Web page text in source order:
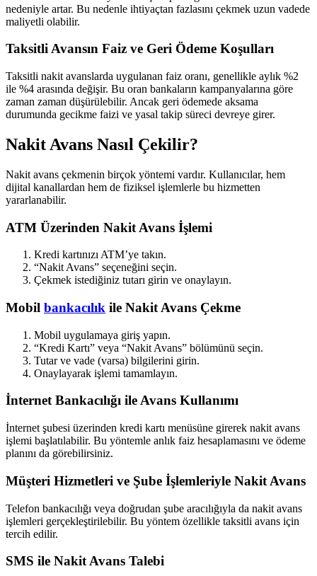
nedeniyle artar. Bu nedenle ihtiyaçtan fazlasını çekmek uzun vadede
maliyetli olabilir.
Taksitli Avansın Faiz ve Geri Ödeme Koşulları
Taksitli nakit avanslarda uygulanan faiz oranı, genellikle aylık %2
ile %4 arasında değişir. Bu oran bankaların kampanyalarına göre
zaman zaman düşürülebilir. Ancak geri ödemede aksama
durumunda gecikme faizi ve yasal takip süreci devreye girer.
Nakit Avans Nasıl Çekilir?
Nakit avans çekmenin birçok yöntemi vardır. Kullanıcılar, hem
dijital kanallardan hem de fiziksel işlemlerle bu hizmetten
yararlanabilir.
ATM Üzerinden Nakit Avans İşlemi
Kredi kartınızı ATM’ye takın.
“Nakit Avans” seçeneğini seçin.
Çekmek istediğiniz tutarı girin ve onaylayın.
Mobil bankacılık ile Nakit Avans Çekme
Mobil uygulamaya giriş yapın.
“Kredi Kartı” veya “Nakit Avans” bölümünü seçin.
Tutar ve vade (varsa) bilgilerini girin.
Onaylayarak işlemi tamamlayın.
İnternet Bankacılığı ile Avans Kullanımı
İnternet şubesi üzerinden kredi kartı menüsüne girerek nakit avans
işlemi başlatılabilir. Bu yöntemle anlık faiz hesaplamasını ve ödeme
planını da görebilirsiniz.
Müşteri Hizmetleri ve Şube İşlemleriyle Nakit Avans
Telefon bankacılığı veya doğrudan şube aracılığıyla da nakit avans
işlemleri gerçekleştirilebilir. Bu yöntem özellikle taksitli avans için
tercih edilir.
SMS ile Nakit Avans Talebi